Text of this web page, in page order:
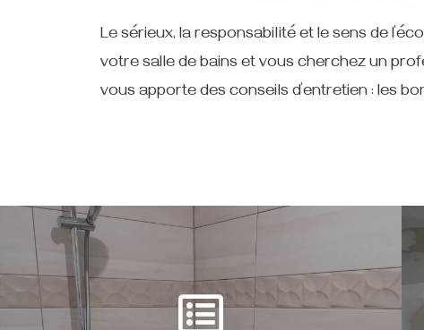
Le sérieux, la responsabilité et le sens de
votre salle de bains et vous cherchez un
vous apporte des conseils d’entretien : les